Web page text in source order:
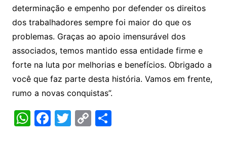
determinação e empenho por defender os direitos
dos trabalhadores sempre foi maior do que os
problemas. Graças ao apoio imensurável dos
associados, temos mantido essa entidade firme e
forte na luta por melhorias e benefícios. Obrigado a
você que faz parte desta história. Vamos em frente,
rumo a novas conquistas”.
W F T C S